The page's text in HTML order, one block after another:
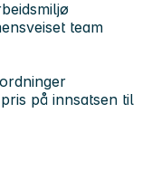
team
på innsatsen til